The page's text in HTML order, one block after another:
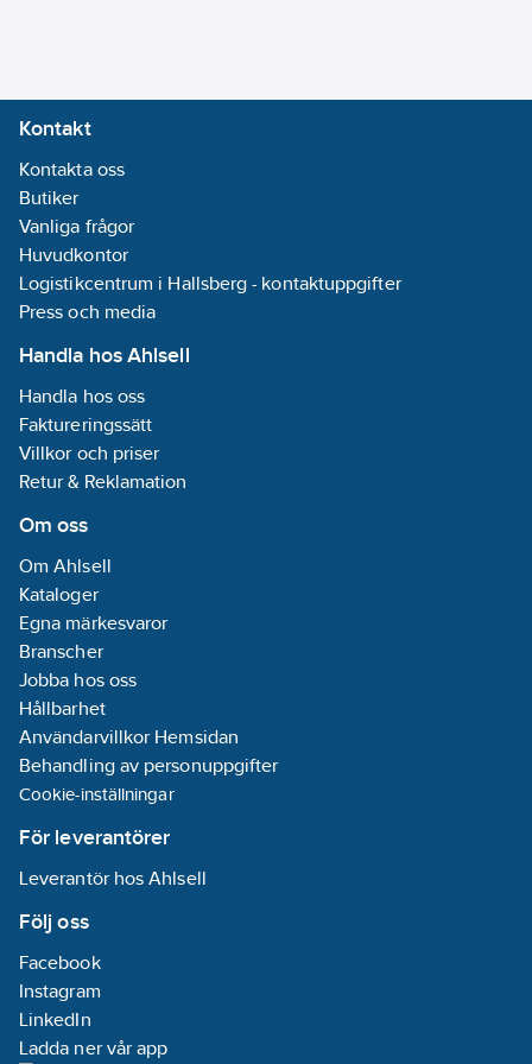
Kontakt
Kontakta oss
Butiker
Vanliga frågor
Huvudkontor
Logistikcentrum i Hallsberg - kontaktuppgifter
Press och media
Handla hos Ahlsell
Handla hos oss
Faktureringssätt
Villkor och priser
Retur & Reklamation
Om oss
Om Ahlsell
Kataloger
Egna märkesvaror
Branscher
Jobba hos oss
Hållbarhet
Användarvillkor Hemsidan
Behandling av personuppgifter
Cookie-inställningar
För leverantörer
Leverantör hos Ahlsell
Följ oss
Facebook
Instagram
LinkedIn
Ladda ner vår app